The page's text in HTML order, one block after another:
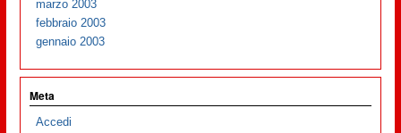
marzo 2003
febbraio 2003
gennaio 2003
Meta
Accedi